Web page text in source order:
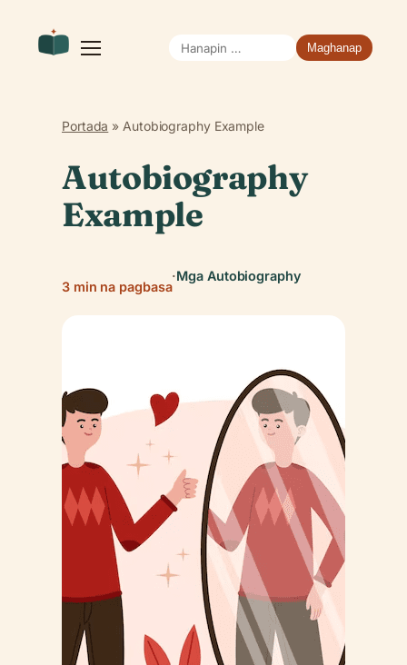
Buksan
ang
Hanapin
Portada » Autobiography Example
Autobiography
Example
3 min na pagbasa
·Mga Autobiography